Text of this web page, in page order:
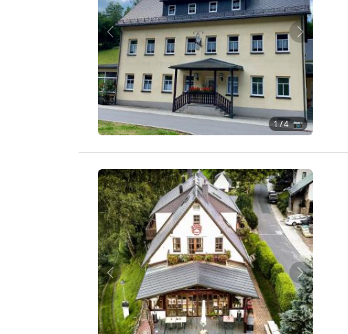
Zurück Weiter
1/ 4 📷
Zurück Weiter